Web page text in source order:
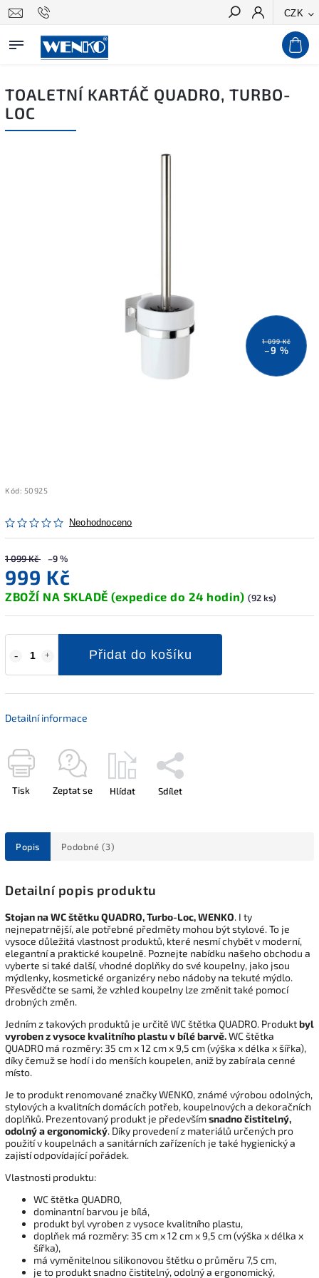
CZK
Hledat
TOALETNÍ KARTÁČ QUADRO, TURBO-
LOC
1 099 Kč
–9 %
Kód: 50925
Neohodnoceno
1 099 Kč –9 %
999 Kč
ZBOŽÍ NA SKLADĚ (expedice do 24 hodin) (92 ks)
Přidat do košíku
Detailní informace
Tisk Zeptat se Hlídat Sdílet
Popis Podobné (3)
Detailní popis produktu
Stojan na WC štětku QUADRO, Turbo-Loc, WENKO. I ty
nejnepatrnější, ale potřebné předměty mohou být stylové. To je
vysoce důležitá vlastnost produktů, které nesmí chybět v moderní,
elegantní a praktické koupelně. Poznejte nabídku našeho obchodu a
vyberte si také další, vhodné doplňky do své koupelny, jako jsou
mýdlenky, kosmetické organizéry nebo nádoby na tekuté mýdlo.
Přesvědčte se sami, že vzhled koupelny lze změnit také pomocí
drobných změn.
Jedním z takových produktů je určitě WC štětka QUADRO. Produktbyl
vyroben z vysoce kvalitního plastu v bílé barvě.WC štětka
QUADRO má rozměry: 35 cm x 12 cm x 9,5 cm (výška x délka x šířka),
díky čemuž se hodí i do menších koupelen, aniž by zabírala cenné
místo.
Je to produkt renomované značky WENKO, známé výrobou odolných,
stylových a kvalitních domácích potřeb, koupelnových a dekoračních
doplňků. Prezentovaný produkt je předevšímsnadno čistitelný,
odolný a ergonomický. Díky provedení z materiálů určených pro
použití v koupelnách a sanitárních zařízeních je také hygienický a
zajistí odpovídající pořádek.
Vlastnosti produktu:
WC štětka QUADRO,
dominantní barvou je bílá,
produkt byl vyroben z vysoce kvalitního plastu,
doplňek má rozměry: 35 cm x 12 cm x 9,5 cm (výška x délka x
šířka),
má vyměnitelnou silikonovou štětku o průměru 7,5 cm,
je to produkt snadno čistitelný, odolný a ergonomický,